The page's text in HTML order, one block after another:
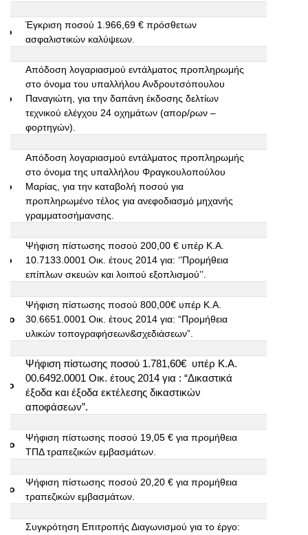
6ο
Έγκριση ποσού 1.966,69 € πρόσθετων
ασφαλιστικών καλύψεων.
7ο
Απόδοση λογαριασμού εντάλματος προπληρωμής
στο όνομα του υπαλλήλου Ανδρουτσόπουλου
Παναγιώτη, για την δαπάνη έκδοσης δελτίων
τεχνικού ελέγχου 24 οχημάτων (απορ/ρων –
φορτηγών).
8ο
Απόδοση λογαριασμού εντάλματος προπληρωμής
στο όνομα της υπαλλήλου Φραγκουλοπούλου
Μαρίας, για την καταβολή ποσού για
προπληρωμένο τέλος για ανεφοδιασμό μηχανής
γραμματοσήμανσης.
9ο
Ψήφιση πίστωσης ποσού 200,00 € υπέρ Κ.Α.
10.7133.0001 Οικ. έτους 2014 για: ‘’Προμήθεια
επίπλων σκευών και λοιπού εξοπλισμού’’.
Ψήφιση πίστωσης ποσού 800,00€ υπέρ Κ.Α.
30.6651.0001 Οικ. έτους 2014 για: “Προμήθεια
υλικών τοπογραφήσεων&σχεδιάσεων”.
Ψήφιση πίστωσης ποσού 1.781,60€ υπέρ Κ.Α.
00.6492.0001 Οικ. έτους 2014 για : “Δικαστικά
έξοδα και έξοδα εκτέλεσης δικαστικών
αποφάσεων”.
Ψήφιση πίστωσης ποσού 19,05 € για προμήθεια
ΤΠΔ τραπεζικών εμβασμάτων.
Ψήφιση πίστωσης ποσού 20,20 € για προμήθεια
τραπεζικών εμβασμάτων.
Συγκρότηση Επιτροπής Διαγωνισμού για το έργο: